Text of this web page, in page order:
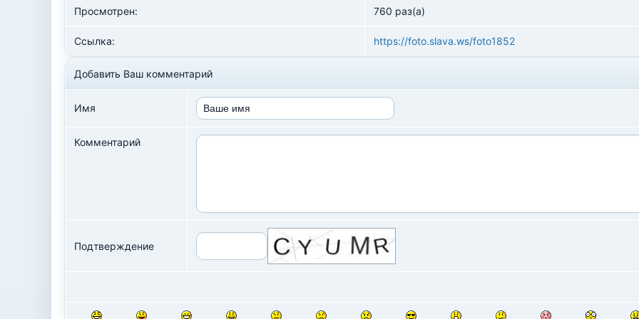
Просмотрен: 760 раз(а)
Ссылка: https://foto.slava.ws/foto1852
Добавить Ваш комментарий
Имя
Комментарий
Подтверждение